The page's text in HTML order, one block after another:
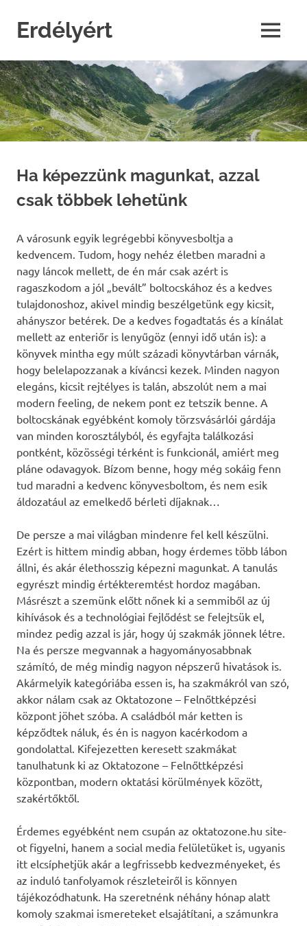
contentErdélyért MENU
Ha képezzünk magunkat, azzal
csak többek lehetünk
A városunk egyik legrégebbi könyvesboltja a
kedvencem. Tudom, hogy nehéz életben maradni a
nagy láncok mellett, de én már csak azért is
ragaszkodom a jól „bevált” boltocskához és a kedves
tulajdonoshoz, akivel mindig beszélgetünk egy kicsit,
ahányszor betérek. De a kedves fogadtatás és a kínálat
mellett az enteriőr is lenyűgöz (ennyi idő után is): a
könyvek mintha egy múlt századi könyvtárban várnák,
hogy belelapozzanak a kíváncsi kezek. Minden nagyon
elegáns, kicsit rejtélyes is talán, abszolút nem a mai
modern feeling, de nekem pont ez tetszik benne. A
boltocskának egyébként komoly törzsvásárlói gárdája
van minden korosztályból, és egyfajta találkozási
pontként, közösségi térként is funkcionál, amiért meg
pláne odavagyok. Bízom benne, hogy még sokáig fenn
tud maradni a kedvenc könyvesboltom, és nem esik
áldozatául az emelkedő bérleti díjaknak…
De persze a mai világban mindenre fel kell készülni.
Ezért is hittem mindig abban, hogy érdemes több lábon
állni, és akár élethosszig képezni magunkat. A tanulás
egyrészt mindig értékteremtést hordoz magában.
Másrészt a szemünk előtt nőnek ki a semmiből az új
kihívások és a technológiai fejlődést se felejtsük el,
mindez pedig azzal is jár, hogy új szakmák jönnek létre.
Na és persze megvannak a hagyományosabbnak
számító, de még mindig nagyon népszerű hivatások is.
Akármelyik kategóriába essen is, ha szakmákról van szó,
akkor nálam csak az Oktatozone – Felnőttképzési
központ jöhet szóba. A családból már ketten is
képződtek náluk, és én is nagyon kacérkodom a
gondolattal. Kifejezetten keresett szakmákat
tanulhatunk ki az Oktatozone – Felnőttképzési
központban, modern oktatási körülmények között,
szakértőktől.
Érdemes egyébként nem csupán az oktatozone.hu site-
ot figyelni, hanem a social media felületüket is, ugyanis
itt elcsíphetjük akár a legfrissebb kedvezményeket, és
az induló tanfolyamok részleteiről is könnyen
tájékozódhatunk. Ha szeretnénk néhány hónap alatt
komoly szakmai ismereteket elsajátítani, a számunkra